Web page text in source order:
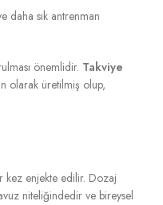
daha sık antrenman
önemlidir. Takviye
olarak üretilmiş olup,
kez enjekte edilir. Dozaj
niteliğindedir ve bireysel